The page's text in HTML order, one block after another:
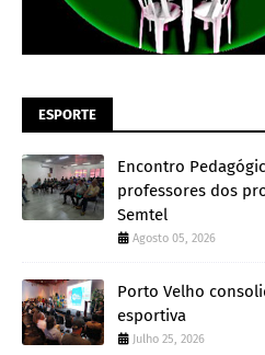
ESPORTE
Encontro
professores dos
Semtel
Agosto 05, 2026
Porto Velho
esportiva
Julho 25, 2026